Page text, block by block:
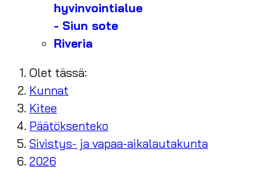
hyvinvointialue
- Siun sote
Riveria
Olet tässä:
Kunnat
Kitee
Päätöksenteko
Sivistys- ja vapaa-aikalautakunta
2026